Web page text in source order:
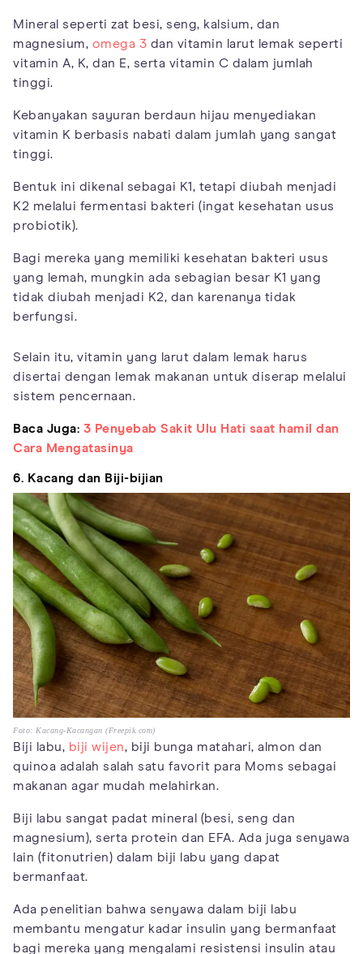
Mineral seperti zat besi, seng, kalsium, dan
magnesium, omega 3 dan vitamin larut lemak seperti
vitamin A, K, dan E, serta vitamin C dalam jumlah
tinggi.
Kebanyakan sayuran berdaun hijau menyediakan
vitamin K berbasis nabati dalam jumlah yang sangat
tinggi.
Bentuk ini dikenal sebagai K1, tetapi diubah menjadi
K2 melalui fermentasi bakteri (ingat kesehatan usus
probiotik).
Bagi mereka yang memiliki kesehatan bakteri usus
yang lemah, mungkin ada sebagian besar K1 yang
tidak diubah menjadi K2, dan karenanya tidak
berfungsi.
Selain itu, vitamin yang larut dalam lemak harus
disertai dengan lemak makanan untuk diserap melalui
sistem pencernaan.
Baca Juga: 3 Penyebab Sakit Ulu Hati saat hamil dan
Cara Mengatasinya
6. Kacang dan Biji-bijian
Foto: Kacang-Kacangan (Freepik.com)
Biji labu, biji wijen, biji bunga matahari, almon dan
quinoa adalah salah satu favorit para Moms sebagai
makanan agar mudah melahirkan.
Biji labu sangat padat mineral (besi, seng dan
magnesium), serta protein dan EFA. Ada juga senyawa
lain (fitonutrien) dalam biji labu yang dapat
bermanfaat.
Ada penelitian bahwa senyawa dalam biji labu
membantu mengatur kadar insulin yang bermanfaat
bagi mereka yang mengalami resistensi insulin atau